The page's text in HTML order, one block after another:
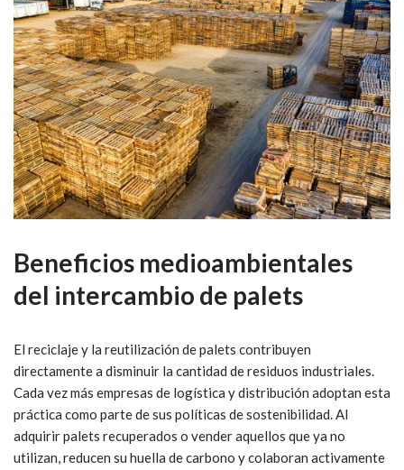
Beneficios medioambientales
del intercambio de palets
El reciclaje y la reutilización de palets contribuyen
directamente a disminuir la cantidad de residuos industriales.
Cada vez más empresas de logística y distribución adoptan esta
práctica como parte de sus políticas de sostenibilidad. Al
adquirir palets recuperados o vender aquellos que ya no
utilizan, reducen su huella de carbono y colaboran activamente